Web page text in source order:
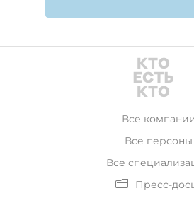
Все
Все персоны
Все
Пресс-